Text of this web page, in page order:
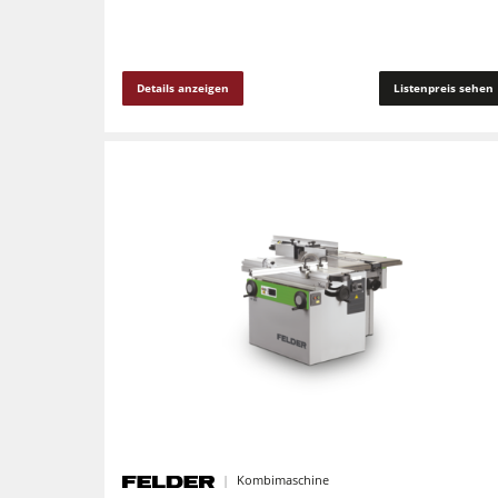
F4Solutions Software
Details anzeigen Listenpreis sehen
Kombimaschine